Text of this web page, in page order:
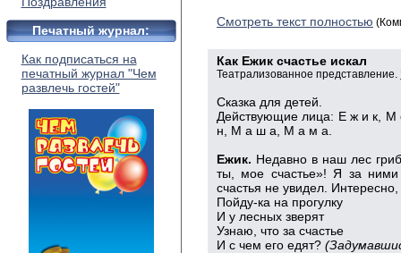
Печатный журнал:
Как подписаться на
печатный журнал "Чем
развлечь гостей"
Смотреть текст полностью
Как Ежик счастье искал
Театрализованное представление.
Сказка для детей.
Действующие лица: Е ж и к, М
н, М а ш а, М а м а
Ежик. Недавно в наш лес
ты, мое счастье»! Я за ними
счастья не увидел. Интересно,
Пойду-ка на прогулку
И у лесных зверят
Узнаю , что за счастье
И с чем его едят?